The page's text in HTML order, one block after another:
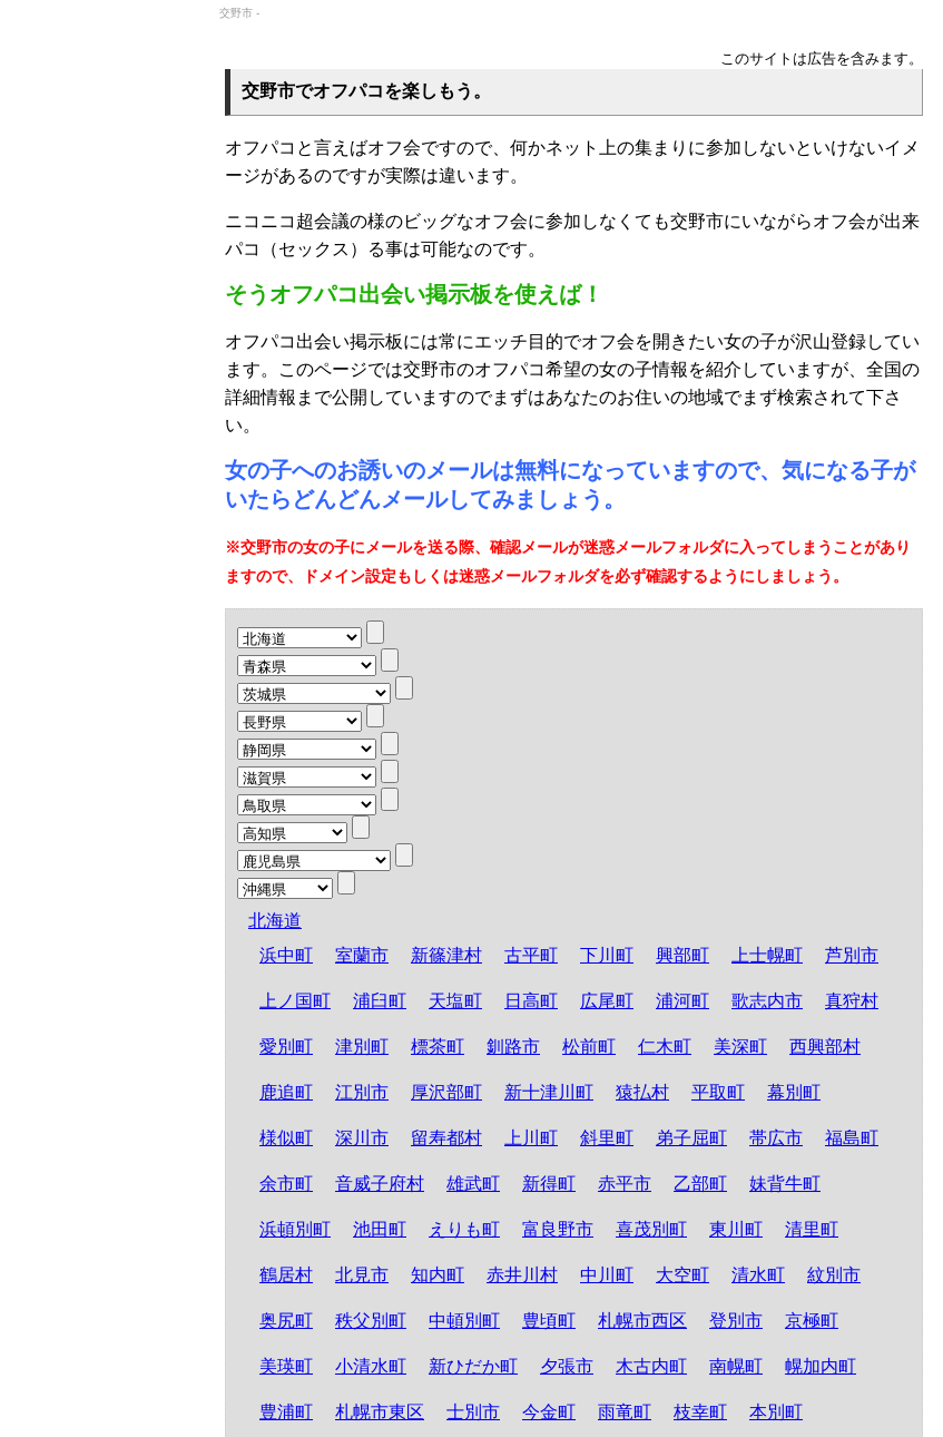
交野市 -
このサイトは広告を含みます。
交野市でオフパコを楽しもう。
オフパコと言えばオフ会ですので、何かネット上の集まりに参加しないといけないイメ
ージがあるのですが実際は違います。
ニコニコ超会議の様のビッグなオフ会に参加しなくても交野市にいながらオフ会が出来
パコ（セックス）る事は可能なのです。
そうオフパコ出会い掲示板を使えば！
オフパコ出会い掲示板には常にエッチ目的でオフ会を開きたい女の子が沢山登録してい
ます。このページでは交野市のオフパコ希望の女の子情報を紹介していますが、全国の
詳細情報まで公開していますのでまずはあなたのお住いの地域でまず検索されて下さ
い。
女の子へのお誘いのメールは無料になっていますので、気になる子が
いたらどんどんメールしてみましょう。
※交野市の女の子にメールを送る際、確認メールが迷惑メールフォルダに入ってしまうことがあり
ますので、ドメイン設定もしくは迷惑メールフォルダを必ず確認するようにしましょう。
北海道
浜中町
室蘭市 新篠津村 古平町 下川町 興部町 上士幌町 芦別市
上ノ国町 浦臼町 天塩町 日高町 広尾町 浦河町 歌志内市 真狩村
愛別町 津別町 標茶町 釧路市 松前町 仁木町 美深町 西興部村
鹿追町 江別市 厚沢部町 新十津川町 猿払村 平取町 幕別町
様似町 深川市 留寿都村 上川町 斜里町 弟子屈町 帯広市 福島町
余市町 音威子府村 雄武町 新得町 赤平市 乙部町 妹背牛町
浜頓別町 池田町 えりも町 富良野市 喜茂別町 東川町 清里町
鶴居村 北見市 知内町 赤井川村 中川町 大空町 清水町 紋別市
奥尻町 秩父別町 中頓別町 豊頃町 札幌市西区 登別市 京極町
美瑛町 小清水町 新ひだか町 夕張市 木古内町 南幌町 幌加内町
豊浦町 札幌市東区 士別市 今金町 雨竜町 枝幸町 本別町